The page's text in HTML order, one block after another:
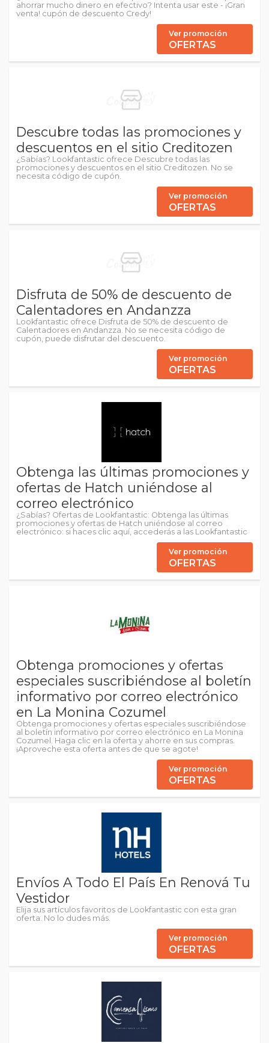
ahorrar mucho dinero en efectivo? Intenta usar este - ¡Gran
venta! cupón de descuento Credy!
Ver promoción
OFERTAS
Descubre todas las promociones y
descuentos en el sitio Creditozen
¿Sabías? Lookfantastic ofrece Descubre todas las
promociones y descuentos en el sitio Creditozen. No se
necesita código de cupón.
Ver promoción
OFERTAS
Disfruta de 50% de descuento de
Calentadores en Andanzza
Lookfantastic ofrece Disfruta de 50% de descuento de
Calentadores en Andanzza. No se necesita código de
cupón, puede disfrutar del descuento.
Ver promoción
OFERTAS
Obtenga las últimas promociones y
ofertas de Hatch uniéndose al
correo electrónico
¿Sabías? Ofertas de Lookfantastic: Obtenga las últimas
promociones y ofertas de Hatch uniéndose al correo
electrónico: si haces clic aquí, accederás a las Lookfantastic
Ver promoción
OFERTAS
Obtenga promociones y ofertas
especiales suscribiéndose al boletín
informativo por correo electrónico
en La Monina Cozumel
Obtenga promociones y ofertas especiales suscribiéndose
al boletín informativo por correo electrónico en La Monina
Cozumel. Haga clic en la oferta y ahorre en sus compras.
¡Aproveche esta oferta antes de que se agote!
Ver promoción
OFERTAS
Envíos A Todo El País En Renová Tu
Vestidor
Elija sus artículos favoritos de Lookfantastic con esta gran
oferta. No lo dudes más.
Ver promoción
OFERTAS